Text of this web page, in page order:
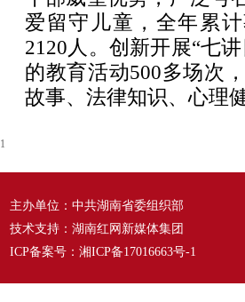
爱留守儿童，全年累
2120人。创新开展“七
的教育活动500多场次
故事、法律知识、心理
1
主办单位：中共湖南省委组织部
技术支持：湖南红网新媒体集团
ICP备案号： 湘ICP备17016663号-1